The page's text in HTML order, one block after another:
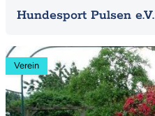
Hundesport Pulsen e.V.
Mehr
Verein